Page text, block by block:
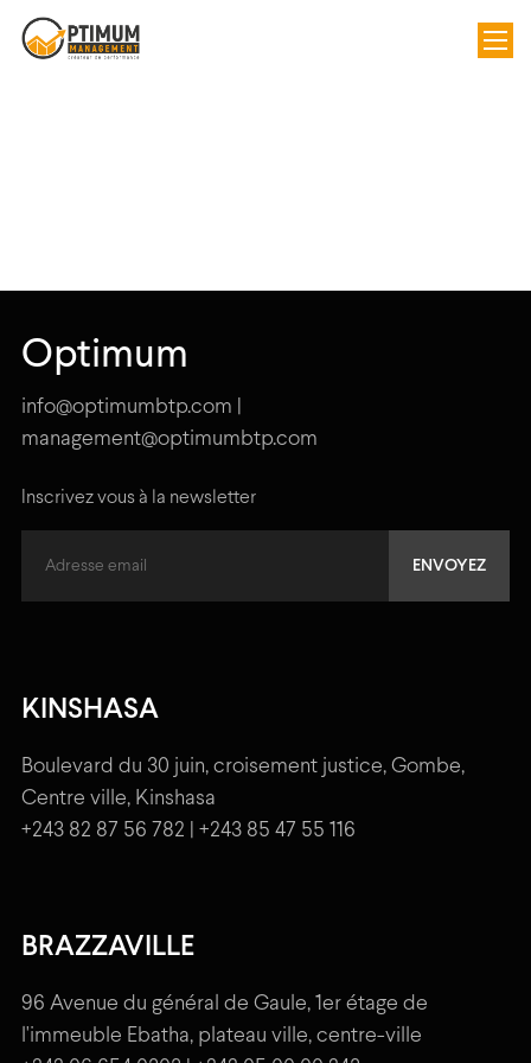
Optimum
info@optimumbtp.com |
management@optimumbtp.com
Inscrivez vous à la newsletter
KINSHASA
Boulevard du 30 juin, croisement justice, Gombe,
Centre ville, Kinshasa
+243 82 87 56 782 | +243 85 47 55 116
BRAZZAVILLE
96 Avenue du général de Gaule, 1er étage de
l'immeuble Ebatha, plateau ville, centre-ville